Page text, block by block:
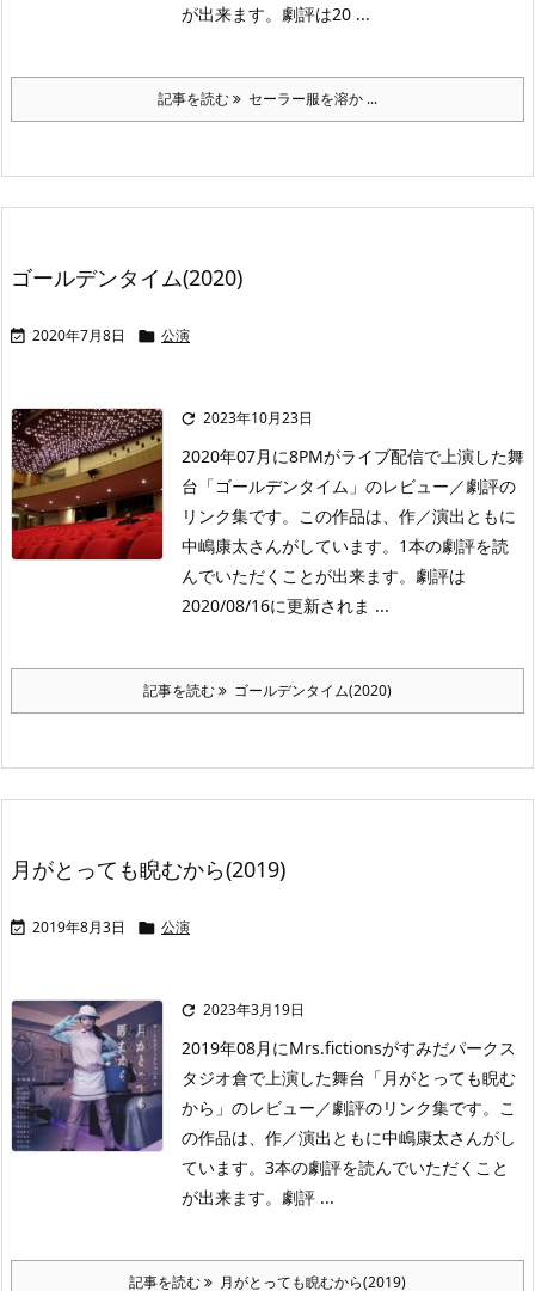
が出来ます。劇評は20 ...
記事を読む セーラー服を溶か ...
ゴールデンタイム(2020)
 2020年7月8日  公演
 2023年10月23日
2020年07月に8PMがライブ配信で上演した舞
台「ゴールデンタイム」のレビュー／劇評の
リンク集です。この作品は、作／演出ともに
中嶋康太さんがしています。1本の劇評を読
んでいただくことが出来ます。劇評は
2020/08/16に更新されま ...
記事を読む ゴールデンタイム(2020)
月がとっても睨むから(2019)
 2019年8月3日  公演
 2023年3月19日
2019年08月にMrs.fictionsがすみだパークス
タジオ倉で上演した舞台「月がとっても睨む
から」のレビュー／劇評のリンク集です。こ
の作品は、作／演出ともに中嶋康太さんがし
ています。3本の劇評を読んでいただくこと
が出来ます。劇評 ...
記事を読む 月がとっても睨むから(2019)